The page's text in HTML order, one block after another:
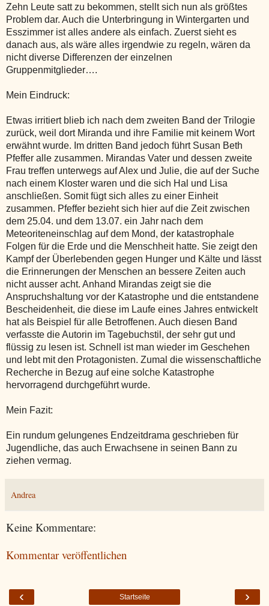
Zehn Leute satt zu bekommen, stellt sich nun als größtes
Problem dar. Auch die Unterbringung in Wintergarten und
Esszimmer ist alles andere als einfach. Zuerst sieht es
danach aus, als wäre alles irgendwie zu regeln, wären da
nicht diverse Differenzen der einzelnen
Gruppenmitglieder….
Mein Eindruck:
Etwas irritiert blieb ich nach dem zweiten Band der Trilogie
zurück, weil dort Miranda und ihre Familie mit keinem Wort
erwähnt wurde. Im dritten Band jedoch führt Susan Beth
Pfeffer alle zusammen. Mirandas Vater und dessen zweite
Frau treffen unterwegs auf Alex und Julie, die auf der Suche
nach einem Kloster waren und die sich Hal und Lisa
anschließen. Somit fügt sich alles zu einer Einheit
zusammen. Pfeffer bezieht sich hier auf die Zeit zwischen
dem 25.04. und dem 13.07. ein Jahr nach dem
Meteoriteneinschlag auf dem Mond, der katastrophale
Folgen für die Erde und die Menschheit hatte. Sie zeigt den
Kampf der Überlebenden gegen Hunger und Kälte und lässt
die Erinnerungen der Menschen an bessere Zeiten auch
nicht ausser acht. Anhand Mirandas zeigt sie die
Anspruchshaltung vor der Katastrophe und die entstandene
Bescheidenheit, die diese im Laufe eines Jahres entwickelt
hat als Beispiel für alle Betroffenen. Auch diesen Band
verfasste die Autorin im Tagebuchstil, der sehr gut und
flüssig zu lesen ist. Schnell ist man wieder im Geschehen
und lebt mit den Protagonisten. Zumal die wissenschaftliche
Recherche in Bezug auf eine solche Katastrophe
hervorragend durchgeführt wurde.
Mein Fazit:
Ein rundum gelungenes Endzeitdrama geschrieben für
Jugendliche, das auch Erwachsene in seinen Bann zu
ziehen vermag.
Andrea
Keine Kommentare:
Kommentar veröffentlichen
‹ ›
Startseite